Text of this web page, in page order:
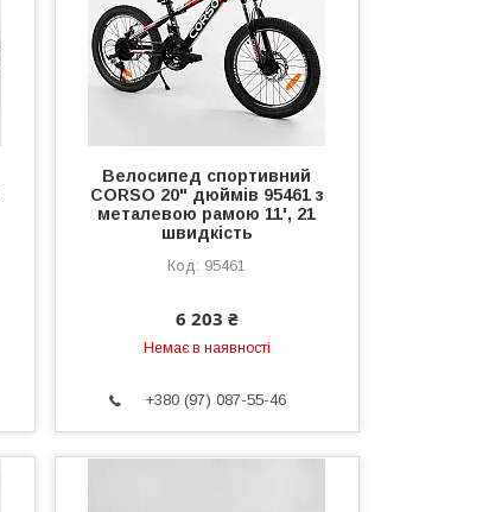
Велосипед спортивний
CORSO 20" дюймів 95461 з
металевою рамою 11', 21
швидкість
95461
6 203 ₴
Немає в наявності
+380 (97) 087-55-46